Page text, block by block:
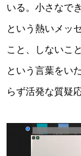
いる。小さなで
という熱いメッ
こと、しないこ
という言葉をい
らず活発な質疑